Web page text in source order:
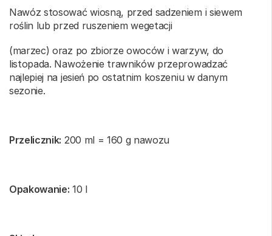
Nawóz stosować wiosną, przed sadzeniem i siewem
roślin lub przed ruszeniem wegetacji
(marzec) oraz po zbiorze owoców i warzyw, do
listopada. Nawożenie trawników przeprowadzać
najlepiej na jesień po ostatnim koszeniu w danym
sezonie.
Przelicznik: 200 ml = 160 g nawozu
Opakowanie: 10 l